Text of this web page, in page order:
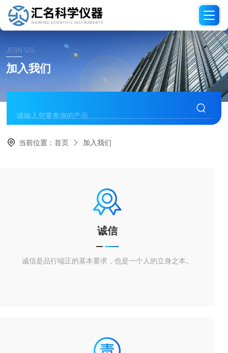
JOIN US
加入我们
当前位置：首页 加入我们
诚信
诚信是品行端正的基本要求，也是一个人的立身之本。